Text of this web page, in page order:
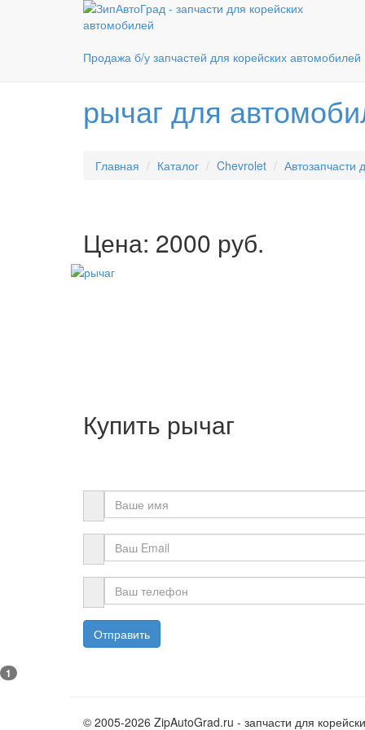
Продажа б/у запчастей для корейских автомобилей
Москва
+7(909)907-37-37
Склад в Москве. ПН-ПТ: 10-18, СБ: 10-16
рычаг для
Главная Каталог Chevrolet Автозапчасти
Цена: 2000 руб.
Купить рычаг
Отправить
1
© 2005-2026 ZipAutoGrad.ru - запчасти для